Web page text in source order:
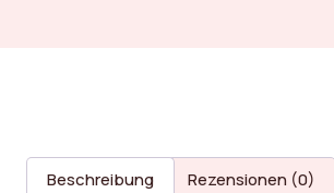
Beschreibung Rezensionen (0)